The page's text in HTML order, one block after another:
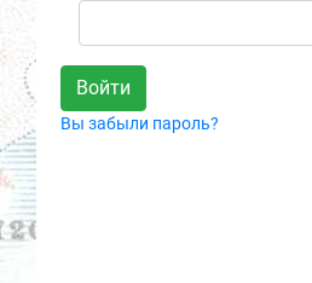
Контакты
Партнеры
Вы забыли пароль?